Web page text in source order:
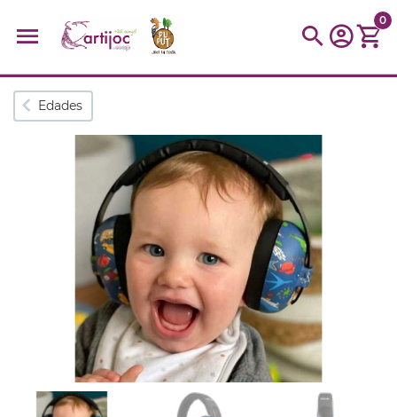
Búsquedas populares
muñeca Parchís Moulin
montessori
kidynight Puzzle
Botella
0
Edades